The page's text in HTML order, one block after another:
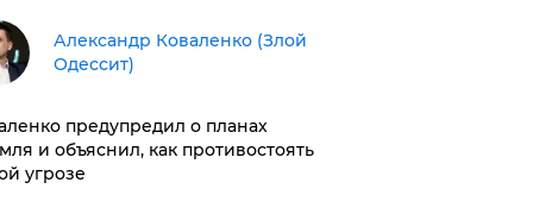
Александр Коваленко (Злой
Одессит)
предупредил о планах
и объяснил, как противостоять
угрозе